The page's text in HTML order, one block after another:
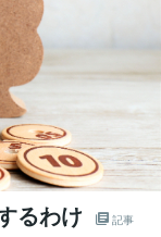
るわけ 記事